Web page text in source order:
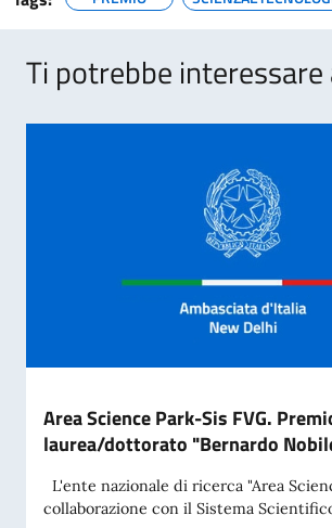
Ti potrebbe interessare
Area Science Park-Sis FVG.
laurea/dottorato "Bernardo
L'ente nazionale di ricerca "Area
collaborazione con il Sistema